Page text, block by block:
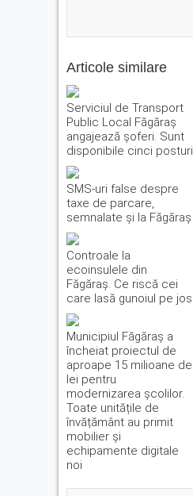
Articole similare
Serviciul de Transport
Public Local Făgăraș
angajează șoferi. Sunt
disponibile cinci posturi
SMS-uri false despre
taxe de parcare,
semnalate și la Făgăraș
Controale la
ecoinsulele din
Făgăraș. Ce riscă cei
care lasă gunoiul pe jos
Municipiul Făgăraș a
încheiat proiectul de
aproape 15 milioane de
lei pentru
modernizarea școlilor.
Toate unitățile de
învățământ au primit
mobilier și
echipamente digitale
noi